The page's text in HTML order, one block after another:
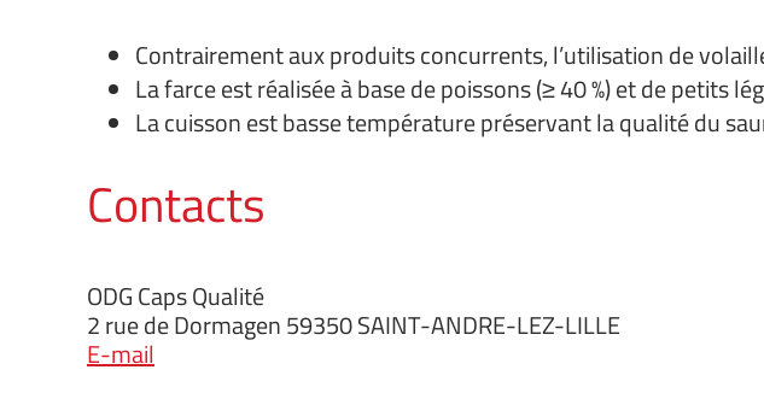
Contrairement aux produits concurrents, l’utilisation de
La farce est réalisée à base de poissons (≥ 40 %) et de petits
La cuisson est basse température préservant la qualité du
Contacts
ODG Caps Qualité
2 rue de Dormagen 59350 SAINT-ANDRE-LEZ-LILLE
E-mail